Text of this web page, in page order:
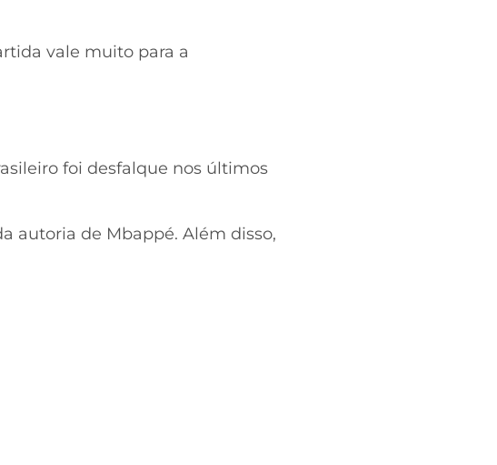
vale muito para a
foi desfalque nos últimos
autoria de Mbappé. Além disso,